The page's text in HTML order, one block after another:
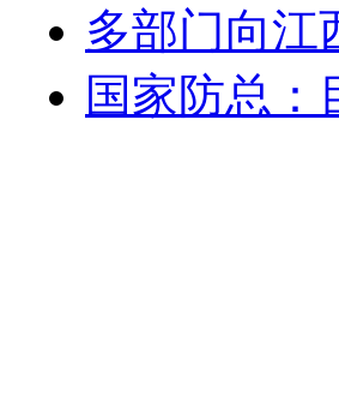
多部门向江
国家防总：